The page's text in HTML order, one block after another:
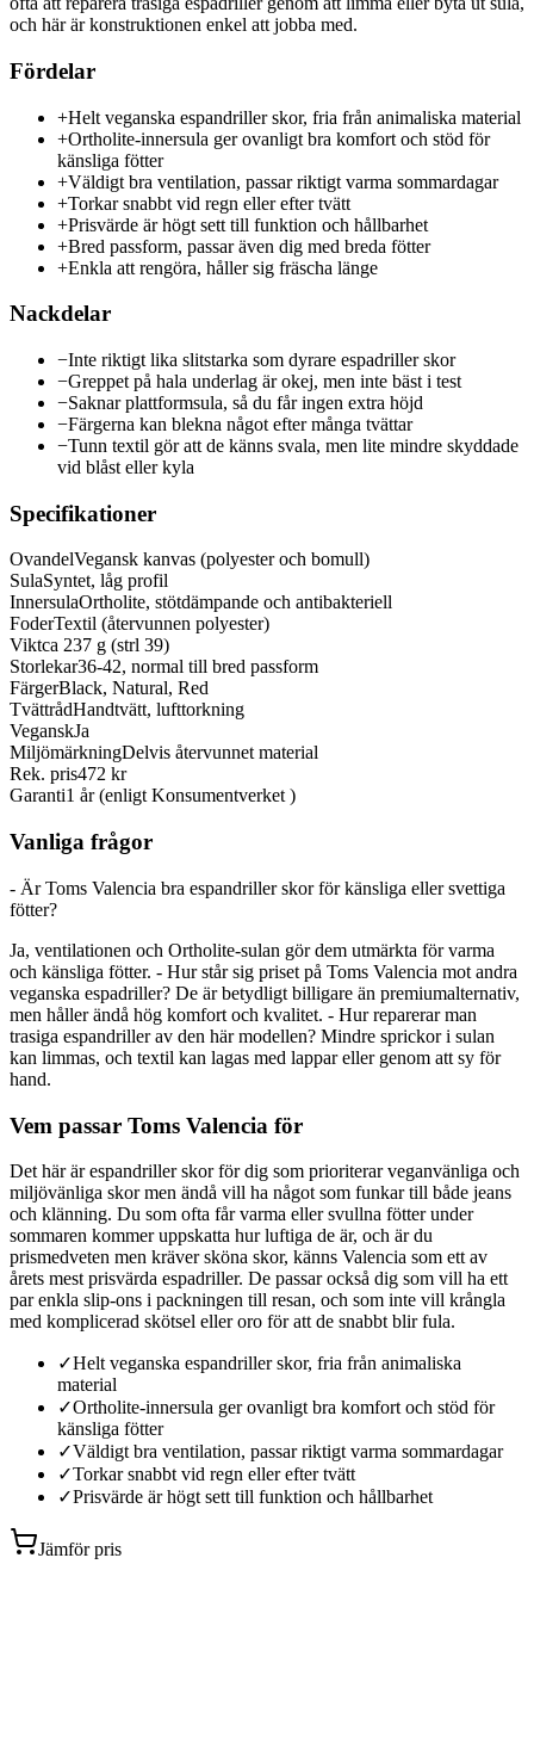
och här är konstruktionen enkel att jobba med.
Fördelar
+Helt veganska espandriller skor, fria från animaliska material
+Ortholite-innersula ger ovanligt bra komfort och stöd för
känsliga fötter
+Väldigt bra ventilation, passar riktigt varma sommardagar
+Torkar snabbt vid regn eller efter tvätt
+Prisvärde är högt sett till funktion och hållbarhet
+Bred passform, passar även dig med breda fötter
+Enkla att rengöra, håller sig fräscha länge
Nackdelar
−Inte riktigt lika slitstarka som dyrare espadriller skor
−Greppet på hala underlag är okej, men inte bäst i test
−Saknar plattformsula, så du får ingen extra höjd
−Färgerna kan blekna något efter många tvättar
−Tunn textil gör att de känns svala, men lite mindre skyddade
vid blåst eller kyla
Specifikationer
OvandelVegansk kanvas (polyester och bomull)
SulaSyntet, låg profil
InnersulaOrtholite, stötdämpande och antibakteriell
FoderTextil (återvunnen polyester)
Viktca 237 g (strl 39)
Storlekar36-42, normal till bred passform
FärgerBlack, Natural, Red
TvättrådHandtvätt, lufttorkning
VeganskJa
MiljömärkningDelvis återvunnet material
Rek. pris472 kr
Garanti1 år (enligt Konsumentverket )
Vanliga frågor
- Är Toms Valencia bra espandriller skor för känsliga eller svettiga
fötter?
Ja, ventilationen och Ortholite-sulan gör dem utmärkta för varma
och känsliga fötter. - Hur står sig priset på Toms Valencia mot andra
veganska espadriller? De är betydligt billigare än premiumalternativ,
men håller ändå hög komfort och kvalitet. - Hur reparerar man
trasiga espandriller av den här modellen? Mindre sprickor i sulan
kan limmas, och textil kan lagas med lappar eller genom att sy för
hand.
Vem passar Toms Valencia för
Det här är espandriller skor för dig som prioriterar veganvänliga och
miljövänliga skor men ändå vill ha något som funkar till både jeans
och klänning. Du som ofta får varma eller svullna fötter under
sommaren kommer uppskatta hur luftiga de är, och är du
prismedveten men kräver sköna skor, känns Valencia som ett av
årets mest prisvärda espadriller. De passar också dig som vill ha ett
par enkla slip-ons i packningen till resan, och som inte vill krångla
med komplicerad skötsel eller oro för att de snabbt blir fula.
✓Helt veganska espandriller skor, fria från animaliska
material
✓Ortholite-innersula ger ovanligt bra komfort och stöd för
känsliga fötter
✓Väldigt bra ventilation, passar riktigt varma sommardagar
✓Torkar snabbt vid regn eller efter tvätt
✓Prisvärde är högt sett till funktion och hållbarhet
Jämför pris